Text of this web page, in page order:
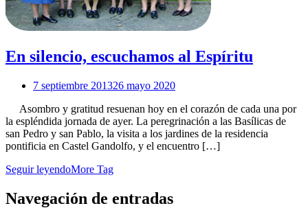
En silencio, escuchamos al Espíritu
7 septiembre 201326 mayo 2020
Asombro y gratitud resuenan hoy en el corazón de cada una por
la espléndida jornada de ayer. La peregrinación a las Basílicas de
san Pedro y san Pablo, la visita a los jardines de la residencia
pontificia en Castel Gandolfo, y el encuentro […]
Seguir leyendoMore Tag
Navegación de entradas